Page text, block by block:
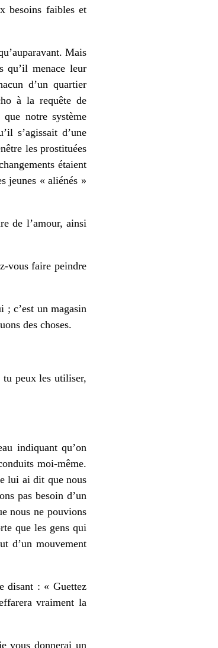
besoins faibles et
Mais
qu’il menace leur
d’un quartier
à la requête de
notre système
s’agissait d’une
les prostituées
étaient
jeunes « aliénés »
de l’amour, ainsi
vous faire peindre
; c’est un magasin
des choses.
tu peux les utiliser,
indiquant qu’on
moi-même.
lui ai dit que nous
pas besoin d’un
nous ne pouvions
que les gens qui
d’un mouvement
disant : « Guettez
vraiment la
vous donnerai un